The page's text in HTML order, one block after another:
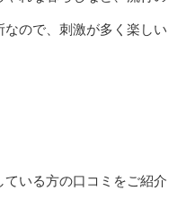
ので、刺激が多く楽しい
ている方の口コミをご紹介